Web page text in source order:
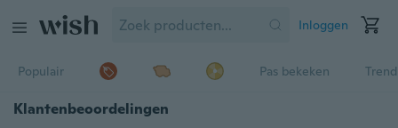
Inloggen
Populair Pas bekeken
Klantenbeoordelingen